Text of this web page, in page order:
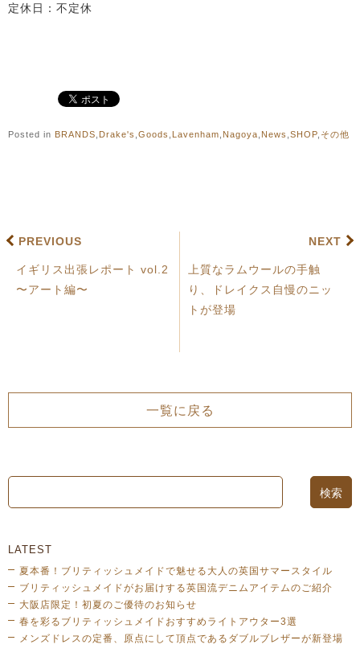
定休日：不定休
Posted in BRANDS Drake's Goods Lavenham Nagoya News SHOP その他
LATEST
夏本番！ブリティッシュメイドで魅せる大人の英国サマースタイル
ブリティッシュメイドがお届けする英国流デニムアイテムのご紹介
大阪店限定！初夏のご優待のお知らせ
春を彩るブリティッシュメイドおすすめライトアウター3選
メンズドレスの定番、原点にして頂点であるダブルブレザーが新登場
PREVIOUS
イギリス出張レポート vol.2
〜アート編〜
NEXT
上質なラムウールの手触
り、ドレイクス自慢のニッ
トが登場
一覧に戻る